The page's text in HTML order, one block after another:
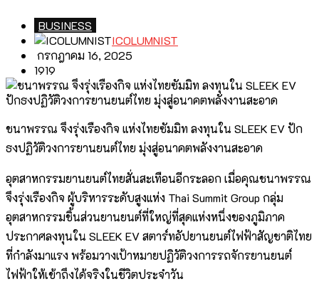
BUSINESS
ICOLUMNIST
กรกฎาคม 16, 2025
1919
ชนาพรรณ จึงรุ่งเรืองกิจ แห่งไทยซัมมิท ลงทุนใน SLEEK EV ปัก
ธงปฏิวัติวงการยานยนต์ไทย มุ่งสู่อนาคตพลังงานสะอาด
อุตสาหกรรมยานยนต์ไทยสั่นสะเทือนอีกระลอก เมื่อคุณชนาพรรณ
จึงรุ่งเรืองกิจ ผู้บริหารระดับสูงแห่ง Thai Summit Group กลุ่ม
อุตสาหกรรมชิ้นส่วนยานยนต์ที่ใหญ่ที่สุดแห่งหนึ่งของภูมิภาค
ประกาศลงทุนใน SLEEK EV สตาร์ทอัปยานยนต์ไฟฟ้าสัญชาติไทย
ที่กำลังมาแรง พร้อมวางเป้าหมายปฏิวัติวงการรถจักรยานยนต์
ไฟฟ้าให้เข้าถึงได้จริงในชีวิตประจำวัน